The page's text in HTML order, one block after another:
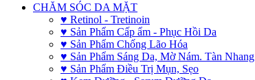
CHĂM SÓC DA MẶT
♥ Retinol - Tretinoin
♥ Sản Phẩm Cấp ẩm - Phục Hồi Da
♥ Sản Phẩm Chống Lão Hóa
♥ Sản Phẩm Sáng Da, Mờ Nám. Tàn Nhang
♥ Sản Phẩm Điều Trị Mụn, Sẹo